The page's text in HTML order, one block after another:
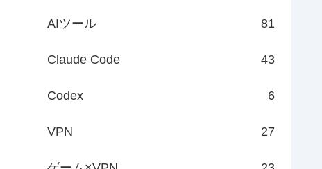
AIツール 81
Claude Code 43
Codex 6
VPN 27